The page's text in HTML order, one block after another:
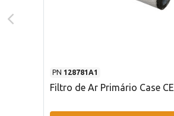
PN 128781A1
Filtro de Ar Primário Case CE